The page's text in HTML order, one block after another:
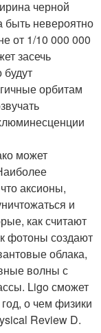
черной
быть невероятно
от 1/10 000 000
засечь
орбитам
может
аксионы,
и
как считают
фотоны создают
облака,
волны с
Ligo сможет
о чем физики
Review D.